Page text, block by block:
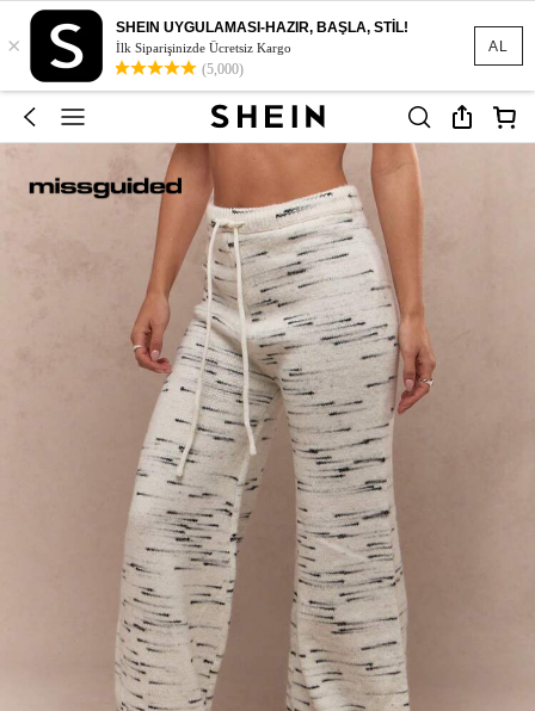
AL
×
SHEIN UYGULAMASI-HAZIR, BAŞLA, STİL!
İlk Siparişinizde Ücretsiz Kargo
(5,000)